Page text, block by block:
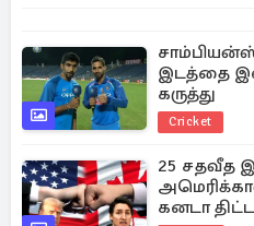
சாம்பியன்ஸ்
இடத்தை
கருத்து
Cricket
25 சதவீத
கனடா